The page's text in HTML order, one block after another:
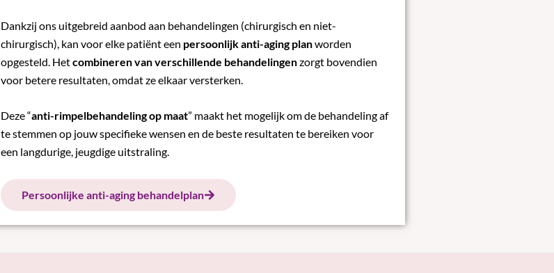
Dankzij ons uitgebreid aanbod aan behandelingen (chirurgisch en niet-
chirurgisch), kan voor elke patiënt een persoonlijk anti-aging planworden
opgesteld. Hetcombineren van verschillende behandelingenzorgt bovendien
voor betere resultaten, omdat ze elkaar versterken.
Deze “anti-rimpelbehandeling op maat” maakt het mogelijk om de behandeling af
te stemmen op jouw specifieke wensen en de beste resultaten te bereiken voor
een langdurige, jeugdige uitstraling.
Persoonlijke anti-aging behandelplan